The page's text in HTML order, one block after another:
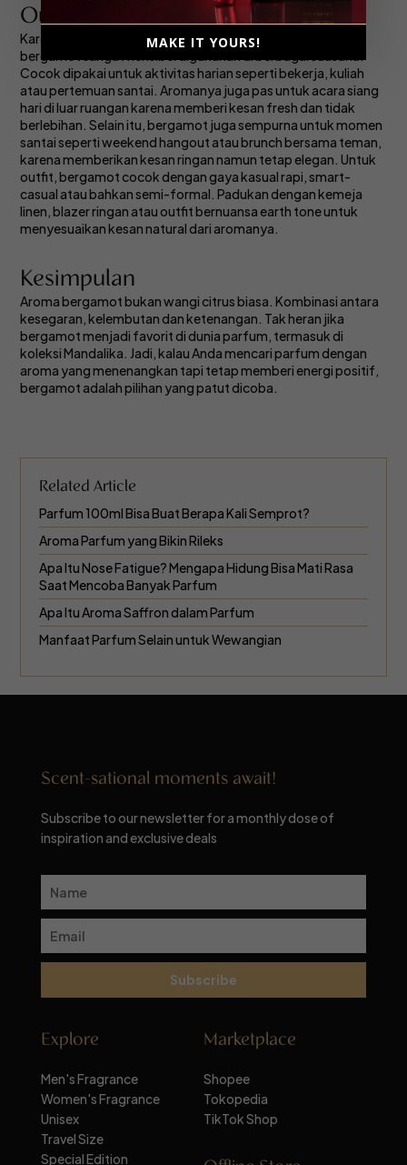
Outfit dan Occasion yang Cocok
Karena sifatnya yang ringan dan menyegarkan, aroma
bergamot sangat fleksibel digunakan di berbagai suasana.
Cocok dipakai untuk aktivitas harian seperti bekerja, kuliah
atau pertemuan santai. Aromanya juga pas untuk acara siang
hari di luar ruangan karena memberi kesan fresh dan tidak
berlebihan. Selain itu, bergamot juga sempurna untuk momen
santai seperti weekend hangout atau brunch bersama teman,
karena memberikan kesan ringan namun tetap elegan. Untuk
outfit, bergamot cocok dengan gaya kasual rapi, smart-
casual atau bahkan semi-formal. Padukan dengan kemeja
linen, blazer ringan atau outfit bernuansa earth tone untuk
menyesuaikan kesan natural dari aromanya.
Kesimpulan
Aroma bergamot bukan wangi citrus biasa. Kombinasi antara
kesegaran, kelembutan dan ketenangan. Tak heran jika
bergamot menjadi favorit di dunia parfum, termasuk di
koleksi Mandalika. Jadi, kalau Anda mencari parfum dengan
aroma yang menenangkan tapi tetap memberi energi positif,
bergamot adalah pilihan yang patut dicoba.
Related Article
Parfum 100ml Bisa Buat Berapa Kali Semprot?
Aroma Parfum yang Bikin Rileks
Apa Itu Nose Fatigue? Mengapa Hidung Bisa Mati Rasa
Saat Mencoba Banyak Parfum
Apa Itu Aroma Saffron dalam Parfum
Manfaat Parfum Selain untuk Wewangian
Scent-sational moments await!
Subscribe to our newsletter for a monthly dose of
inspiration and exclusive deals
Subscribe
Explore
Men's Fragrance
Women's Fragrance
Unisex
Travel Size
Special Edition
Marketplace
Shopee
Tokopedia
TikTok Shop
MAKE IT YOURS!